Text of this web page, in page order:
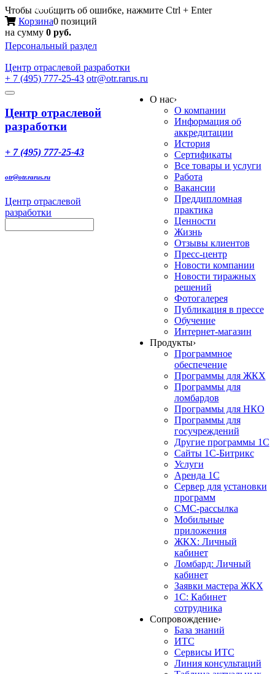
Чтобы сообщить об ошибке, нажмите Ctrl + Enter
Корзина0 позиций
на сумму 0 руб.
Персональный раздел
Центр отраслевой разработки
+ 7 (495) 777-25-43 otr@otr.rarus.ru
Toggle
Меню
Центр отраслевой
разработки
+ 7 (495) 777-25-43
otr@otr.rarus.ru
Центр отраслевой
разработки
О нас›
О компании
Информация об
аккредитации
История
Сертификаты
Все товары и услуги
Работа
Вакансии
Преддипломная
практика
Ценности
Жизнь
Отзывы клиентов
Пресс-центр
Новости компании
Новости тиражных
решений
Фотогалерея
Публикация в прессе
Обучение
Интернет-магазин
Продукты›
Программное
обеспечение
Программы для ЖКХ
Программы для
ломбардов
Программы для НКО
Программы для
госучреждений
Другие программы 1С
Сайты 1С-Битрикс
Услуги
Аренда 1С
Сервер для установки
программ
СМС-рассылка
Мобильные
приложения
ЖКХ: Личный
кабинет
Ломбард: Личный
кабинет
Заявки мастера ЖКХ
1С: Кабинет
сотрудника
Сопровождение›
База знаний
ИТС
Сервисы ИТС
Линия консультаций